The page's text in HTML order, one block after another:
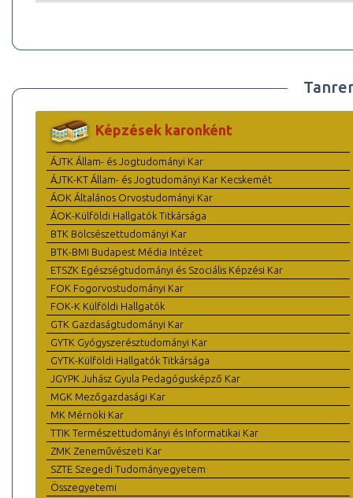
Képzések karonként
ÁJTK Állam- és Jogtudományi Kar
ÁJTK-KT Állam- és Jogtudományi Kar Kecskemét
ÁOK Általános Orvostudományi Kar
ÁOK-Külföldi Hallgatók Titkársága
BTK Bölcsészettudományi Kar
BTK-BMI Budapest Média Intézet
ETSZK Egészségtudományi és Szociális Képzési Kar
FOK Fogorvostudományi Kar
FOK-K Külföldi Hallgatók
GTK Gazdaságtudományi Kar
GYTK Gyógyszerésztudományi Kar
GYTK-Külföldi Hallgatók Titkársága
JGYPK Juhász Gyula Pedagógusképző Kar
MGK Mezőgazdasági Kar
MK Mérnöki Kar
TTIK Természettudományi és Informatikai Kar
ZMK Zeneművészeti Kar
SZTE Szegedi Tudományegyetem
Összegyetemi